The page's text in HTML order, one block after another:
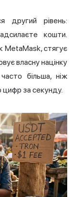
другий рівень:
кошти.
MetaMask, стягує
власну націнку
більша, ніж
за секунду.